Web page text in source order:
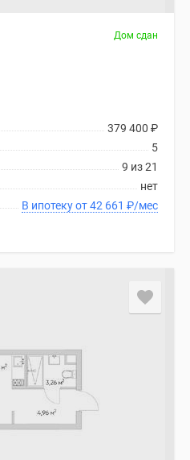
Дом сдан
379 400 ₽
5
9 из 21
нет
В ипотеку от 42 661 ₽/мес